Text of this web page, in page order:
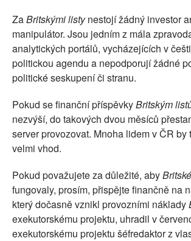
ZaBritskými listynestojí žádný investor
manipulátor. Jsou jedním z mála
analytických portálů, vycházejících v
politickou agendu a nepodporují žádné
politické seskupení či stranu.
Pokud se finanční příspěvkyBritským
nezvýší, do takových dvou měsíců
server provozovat. Mnoha lidem v ČR by
velmi vhod.
Pokud považujete za důležité, aby
fungovaly, prosím, přispějte finančně na
který dočasně vznikl provozními náklady
exekutorskému projektu, uhradil v
exekutorskému projektu šéfredaktor z